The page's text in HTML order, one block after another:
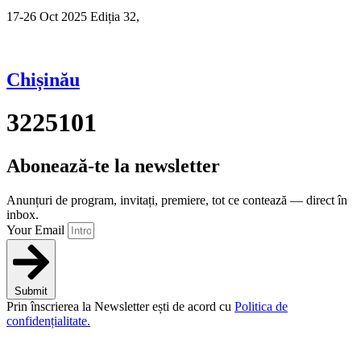
17-26 Oct 2025 Ediția 32,
Chișinău
3225101
Abonează-te la newsletter
Anunțuri de program, invitați, premiere, tot ce contează — direct în
inbox.
Your Email
Submit
Prin înscrierea la Newsletter ești de acord cu Politica de
confidențialitate.